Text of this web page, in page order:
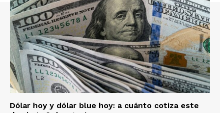
Dólar hoy y dólar blue hoy: a cuánto cotiza este